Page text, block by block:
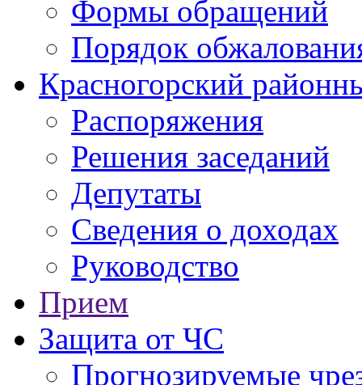
Формы обращений
Порядок
Красногорский
Распоряжения
Решения заседаний
Депутаты
Сведения о доходах
Руководство
Прием
Защита от ЧС
Прогнозируемые